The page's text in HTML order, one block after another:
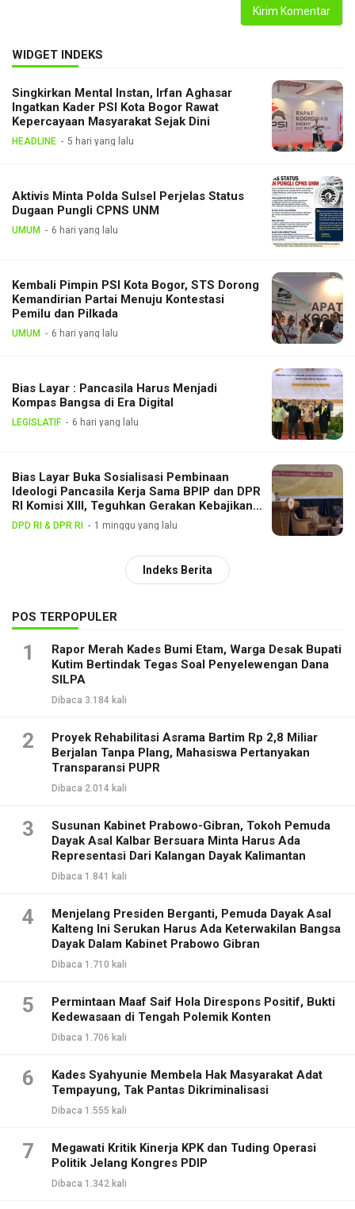
WIDGET INDEKS
Singkirkan Mental Instan, Irfan Aghasar
Ingatkan Kader PSI Kota Bogor Rawat
Kepercayaan Masyarakat Sejak Dini
HEADLINE 5 hari yang lalu
Aktivis Minta Polda Sulsel Perjelas Status
Dugaan Pungli CPNS UNM
UMUM 6 hari yang lalu
Kembali Pimpin PSI Kota Bogor, STS Dorong
Kemandirian Partai Menuju Kontestasi
Pemilu dan Pilkada
UMUM 6 hari yang lalu
Bias Layar : Pancasila Harus Menjadi
Kompas Bangsa di Era Digital
LEGISLATIF 6 hari yang lalu
Bias Layar Buka Sosialisasi Pembinaan
Ideologi Pancasila Kerja Sama BPIP dan DPR
RI Komisi XIII, Teguhkan Gerakan Kebajikan
Pancasila di Tengah Masyarakat
DPD RI & DPR RI 1 minggu yang lalu
Indeks Berita
POS TERPOPULER
1
Rapor Merah Kades Bumi Etam, Warga Desak Bupati
Kutim Bertindak Tegas Soal Penyelewengan Dana
SILPA
Dibaca 3.184 kali
2
Proyek Rehabilitasi Asrama Bartim Rp 2,8 Miliar
Berjalan Tanpa Plang, Mahasiswa Pertanyakan
Transparansi PUPR
Dibaca 2.014 kali
3
Susunan Kabinet Prabowo-Gibran, Tokoh Pemuda
Dayak Asal Kalbar Bersuara Minta Harus Ada
Representasi Dari Kalangan Dayak Kalimantan
Dibaca 1.841 kali
4
Menjelang Presiden Berganti, Pemuda Dayak Asal
Kalteng Ini Serukan Harus Ada Keterwakilan Bangsa
Dayak Dalam Kabinet Prabowo Gibran
Dibaca 1.710 kali
5
Permintaan Maaf Saif Hola Direspons Positif, Bukti
Kedewasaan di Tengah Polemik Konten
Dibaca 1.706 kali
6
Kades Syahyunie Membela Hak Masyarakat Adat
Tempayung, Tak Pantas Dikriminalisasi
Dibaca 1.555 kali
7
Megawati Kritik Kinerja KPK dan Tuding Operasi
Politik Jelang Kongres PDIP
Dibaca 1.342 kali